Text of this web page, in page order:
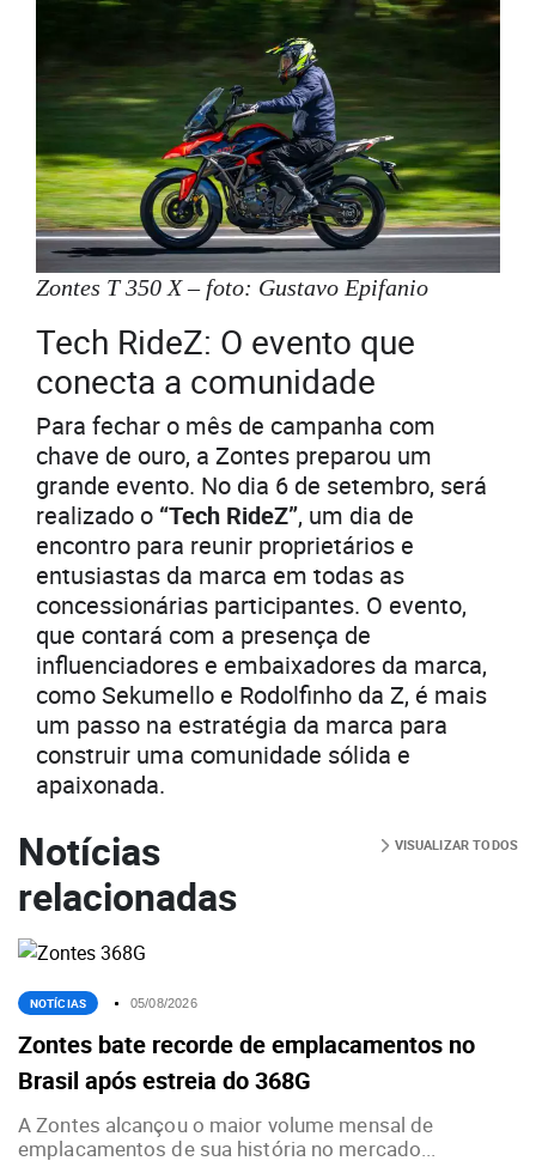
Zontes T 350 X – foto: Gustavo Epifanio
Tech RideZ: O evento que
conecta a comunidade
Para fechar o mês de campanha com
chave de ouro, a Zontes preparou um
grande evento. No dia 6 de setembro, será
realizado o “Tech RideZ”, um dia de
encontro para reunir proprietários e
entusiastas da marca em todas as
concessionárias participantes. O evento,
que contará com a presença de
influenciadores e embaixadores da marca,
como Sekumello e Rodolfinho da Z, é mais
um passo na estratégia da marca para
construir uma comunidade sólida e
apaixonada.
Notícias
relacionadas
VISUALIZAR TODOS
NOTÍCIAS 05/08/2026
Zontes bate recorde de emplacamentos no
Brasil após estreia do 368G
A Zontes alcançou o maior volume mensal de
emplacamentos de sua história no mercado...